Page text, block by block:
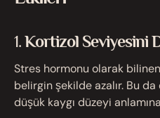
1.Kortizol Seviyesini
Stres hormonu olarak
belirgin şekilde azalır. Bu
düşük kaygı düzeyi